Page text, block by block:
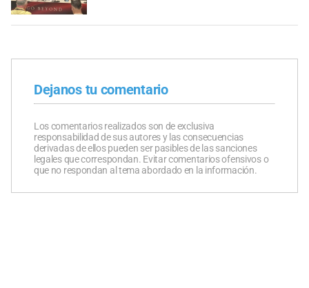
Dejanos tu comentario
Los comentarios realizados son de exclusiva
responsabilidad de sus autores y las consecuencias
derivadas de ellos pueden ser pasibles de las sanciones
legales que correspondan. Evitar comentarios ofensivos o
que no respondan al tema abordado en la información.